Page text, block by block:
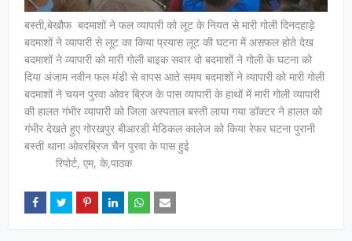
बस्ती,बेखौफ बदमाशों ने फल व्यापारी को लूट के नियत से मारी गोली दिनदहाड़े
बदमाशों ने व्यापारी से लूट का किया प्रयास लूट की घटना में असफल होते देख
बदमाशों ने व्यापारी को मारी गोली बाइक सवार दो बदमाशों ने गोली के घटना को
दिया अंजाम नवीन फल मंडी से वापस आते समय बदमाशों ने व्यापारी को मारी गोली
बदमाशों ने चयन पुरवा ओवर ब्रिज के पास व्यापारी के हाथों में मारी गोली व्यापारी
की हालत गंभीर व्यापारी को जिला अस्पताल बस्ती लाया गया डॉक्टर ने हालत को
गंभीर देखते हुए गोरखपुर बीआरडी मेडिकल कालेज को किया रेफर घटना पुरानी
बस्ती थाना ओवरब्रिज चैन पुरवा के पास हुई
रिपोर्ट, एम, के,पाठक